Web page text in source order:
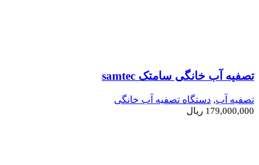
تصفیه آب خانگی سامتک samtec
تصفیه آب, دستگاه تصفیه آب خانگی
179,000,000 ریال